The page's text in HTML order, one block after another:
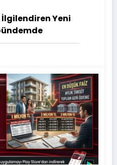
Yeni